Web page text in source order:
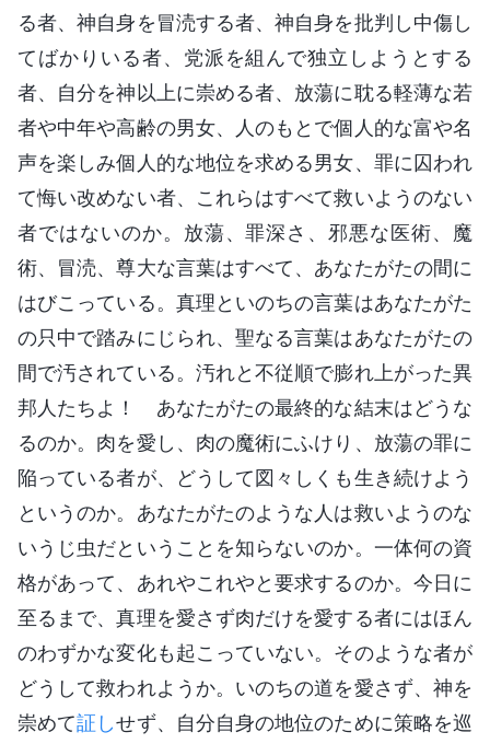
る者、神自身を冒涜する者、神自身を批判し中傷し
てばかりいる者、党派を組んで独立しようとする
者、自分を神以上に崇める者、放蕩に耽る軽薄な若
者や中年や高齢の男女、人のもとで個人的な富や名
声を楽しみ個人的な地位を求める男女、罪に囚われ
て悔い改めない者、これらはすべて救いようのない
者ではないのか。放蕩、罪深さ、邪悪な医術、魔
術、冒涜、尊大な言葉はすべて、あなたがたの間に
はびこっている。真理といのちの言葉はあなたがた
の只中で踏みにじられ、聖なる言葉はあなたがたの
間で汚されている。汚れと不従順で膨れ上がった異
邦人たちよ！ あなたがたの最終的な結末はどうな
るのか。肉を愛し、肉の魔術にふけり、放蕩の罪に
陥っている者が、どうして図々しくも生き続けよう
というのか。あなたがたのような人は救いようのな
いうじ虫だということを知らないのか。一体何の資
格があって、あれやこれやと要求するのか。今日に
至るまで、真理を愛さず肉だけを愛する者にはほん
のわずかな変化も起こっていない。そのような者が
どうして救われようか。いのちの道を愛さず、神を
崇めて証しせず、自分自身の地位のために策略を巡